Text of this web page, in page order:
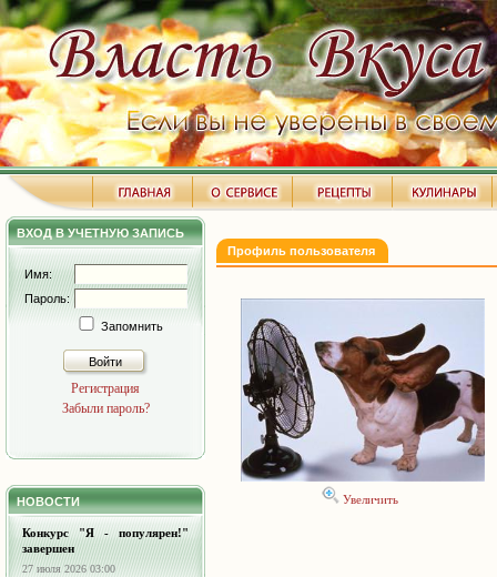
ВХОД В УЧЕТНУЮ ЗАПИСЬ
Имя:
Пароль:
Запомнить
Войти
Регистрация
Забыли пароль?
НОВОСТИ
Конкурс "Я - популярен!"
завершен
27 июля 2026 03:00
Профиль пользователя
Увеличить